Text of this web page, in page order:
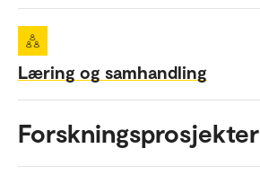
Læring og samhandling
Forskningsprosjekter